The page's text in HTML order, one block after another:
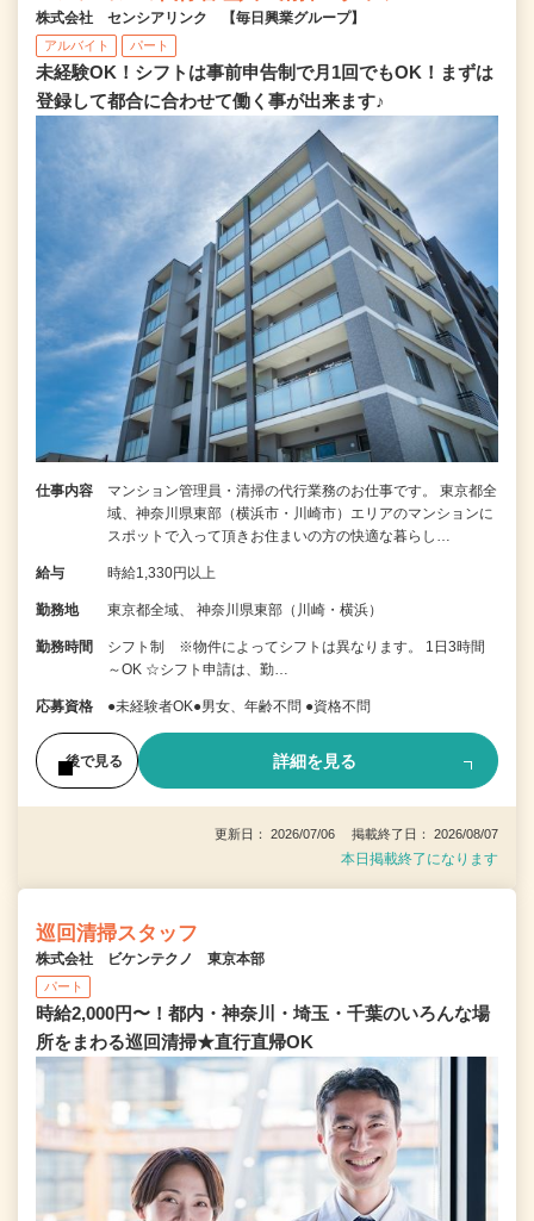
株式会社 センシアリンク 【毎日興業グループ】
アルバイト パート
未経験OK！シフトは事前申告制で月1回でもOK！まずは
登録して都合に合わせて働く事が出来ます♪
仕事内容
マンション管理員・清掃の代行業務のお仕事です。 東京都全
域、神奈川県東部（横浜市・川崎市）エリアのマンションに
スポットで入って頂きお住まいの方の快適な暮らし…
給与 時給1,330円以上
勤務地 東京都全域、 神奈川県東部（川崎・横浜）
勤務時間
シフト制 ※物件によってシフトは異なります。 1日3時間
～OK ☆シフト申請は、勤…
応募資格 ●未経験者OK●男女、年齢不問 ●資格不問
後で見る 詳細を見る
更新日： 2026/07/06 掲載終了日： 2026/08/07
本日掲載終了になります
巡回清掃スタッフ
株式会社 ビケンテクノ 東京本部
パート
時給2,000円〜！都内・神奈川・埼玉・千葉のいろんな場
所をまわる巡回清掃★直行直帰OK